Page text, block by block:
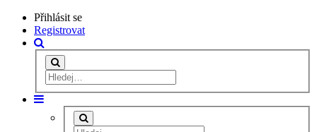
Přihlásit se
Registrovat